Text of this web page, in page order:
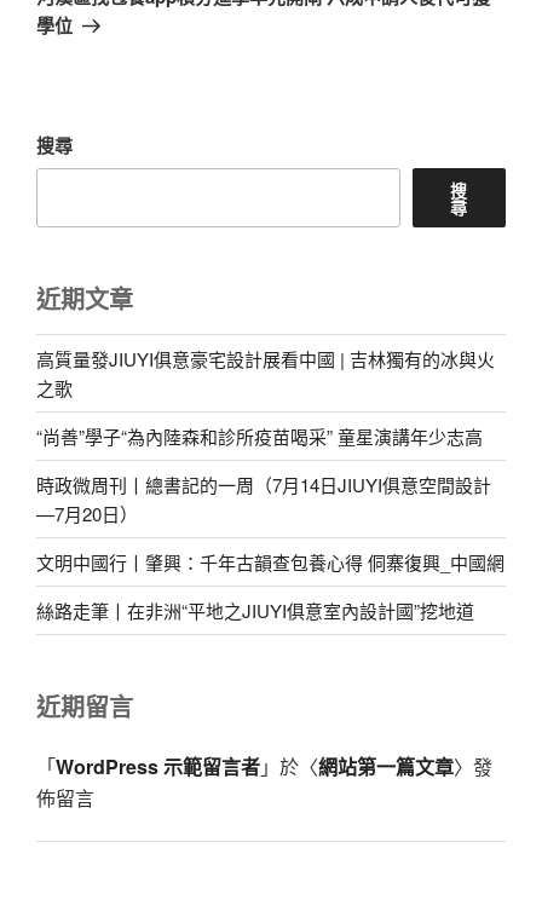
篇
學位
搜尋
搜
尋
近期文章
高質量發JIUYI俱意豪宅設計展看中國 | 吉林獨有的冰與火
之歌
“尚善”學子“為內陸森和診所疫苗喝采” 童星演講年少志高
時政微周刊丨總書記的一周（7月14日JIUYI俱意空間設計
—7月20日）
文明中國行丨肇興：千年古韻查包養心得 侗寨復興_中國網
絲路走筆丨在非洲“平地之JIUYI俱意室內設計國”挖地道
近期留言
「WordPress 示範留言者」於〈網站第一篇文章〉發
佈留言